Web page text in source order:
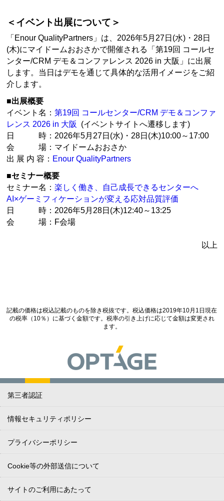
＜イベント出展について＞
「Enour QualityPartners」は、2026年5月27日(水)・28日
(木)にマイドームおおさかで開催される「第19回 コールセ
ンター/CRM デモ＆コンファレンス 2026 in 大阪」に出展
します。当日はデモを通じて具体的な活用イメージをご紹
介します。
■出展概要
イベント名：第19回 コールセンター/CRM デモ＆コンファ
レンス 2026 in 大阪
(イベントサイトへ遷移します)
日 時：2026年5月27日(水)・28日(木)10:00～17:00
会 場：マイドームおおさか
出 展 内 容： Enour QualityPartners
■セミナー概要
セミナー名：楽しく働き、自己成長できるセンターへ
AI×ゲーミフィケーションが変える応対品質評価
日 時：2026年5月28日(木)12:40～13:25
会 場：F会場
以上
記載の価格は税込記載のものを除き税抜です。税込価格は2019年10月1日現在
の税率（10％）に基づく金額です。税率の引き上げに応じて金額は変更され
ます。
第三者認証
情報セキュリティポリシー
プライバシーポリシー
Cookie等の外部送信について
サイトのご利用にあたって